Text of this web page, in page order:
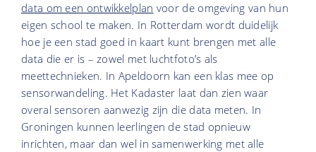
data om een ontwikkelplan voor de omgeving van hun
eigen school te maken. In Rotterdam wordt duidelijk
hoe je een stad goed in kaart kunt brengen met alle
data die er is – zowel met luchtfoto’s als
meettechnieken. In Apeldoorn kan een klas mee op
sensorwandeling. Het Kadaster laat dan zien waar
overal sensoren aanwezig zijn die data meten. In
Groningen kunnen leerlingen de stad opnieuw
inrichten, maar dan wel in samenwerking met alle